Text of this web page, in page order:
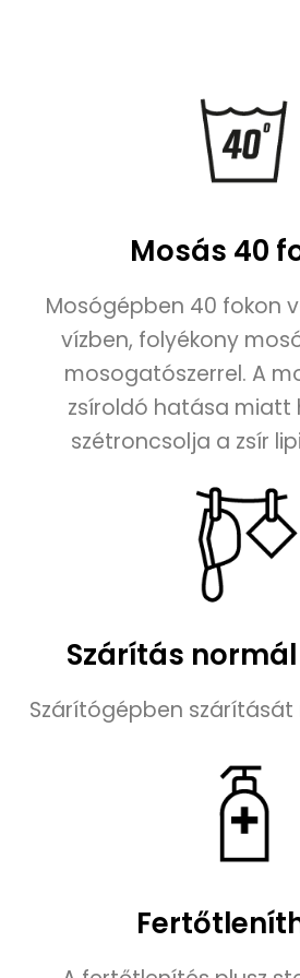
Mosás 40
Mosógépben 40 fokon
vízben, folyékony
mosogatószerrel. A
zsíroldó hatása miatt
szétroncsolja a zsír
Szárítás
Szárítógépben szárítását